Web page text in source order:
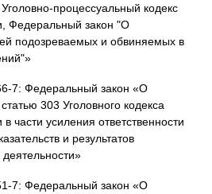
процессуальный кодекс
Федеральный закон "О
подозреваемых и обвиняемых в
7: Федеральный закон «О
303 Уголовного кодекса
части усиления ответственности
и результатов
7: Федеральный закон «О